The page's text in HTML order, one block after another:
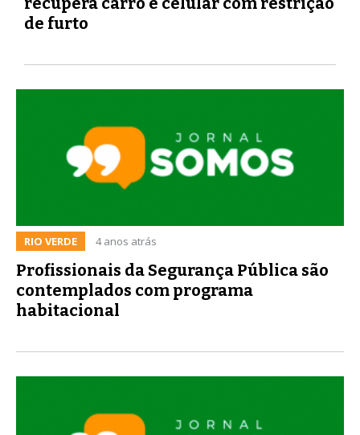
de furto
RIO VERDE 4 anos atrás
Profissionais da Segurança Pública são
contemplados com programa
habitacional